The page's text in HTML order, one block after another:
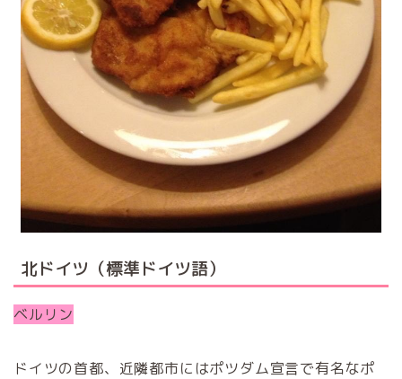
北ドイツ（標準ドイツ語）
ベルリン
ドイツの首都、近隣都市にはポツダム宣言で有名なポ